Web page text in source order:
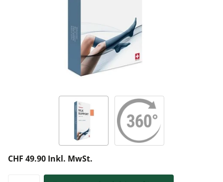
CHF 49.90 Inkl. MwSt.